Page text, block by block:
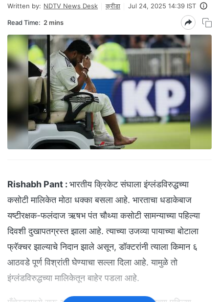
Written by: NDTV News Desk क्रीडा Jul 24, 2025 14:39 IST
Read Time: 2 mins
Rishabh Pant : भारतीय क्रिकेट संघाला इंग्लंडविरुद्धच्या
कसोटी मालिकेत मोठा धक्का बसला आहे. भारताचा धडाकेबाज
यष्टीरक्षक-फलंदाज ऋषभ पंत चौथ्या कसोटी सामन्याच्या पहिल्या
दिवशी दुखापतग्रस्त झाला आहे. त्याच्या उजव्या पायाच्या बोटाला
फ्रॅक्चर झाल्याचे निदान झाले असून, डॉक्टरांनी त्याला किमान ६
आठवडे पूर्ण विश्रांती घेण्याचा सल्ला दिला आहे. यामुळे तो
इंग्लंडविरुद्धच्या मालिकेतून बाहेर पडला आहे.